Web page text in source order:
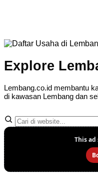
Explore
Lembang.co.id membantu
di kawasan Lembang dan